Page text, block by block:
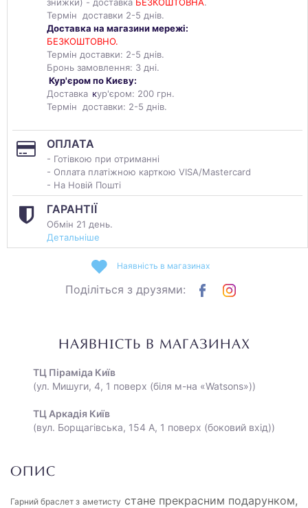
Термін доставки 2-5 днів.
Доставка на магазини мережі:
БЕЗКОШТОВНО.
Термін доставки: 2-5 днів.
Бронь замовлення: 3 дні.
Кур'єром по Києву:
Доставка кур'єром: 200 грн.
Термін доставки: 2-5 днів.
ОПЛАТА
- Готівкою при отриманні
- Оплата платіжною карткою VISA/Mastercard
- На Новій Пошті
ГАРАНТІЇ
Обмін 21 день.
Детальніше
Наявність в магазинах
Поділіться з друзями:
НАЯВНІСТЬ В МАГАЗИНАХ
ТЦ Піраміда Київ
(ул. Мишуги, 4, 1 поверх (біля м-на «Watsons»))
ТЦ Аркадія Київ
(вул. Борщагівська, 154 А, 1 поверх (боковий вхід))
ОПИС
Гарний браслет з аметисту стане прекрасним подарунком,